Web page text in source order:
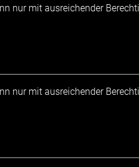
nur mit ausreichender
nur mit ausreichender